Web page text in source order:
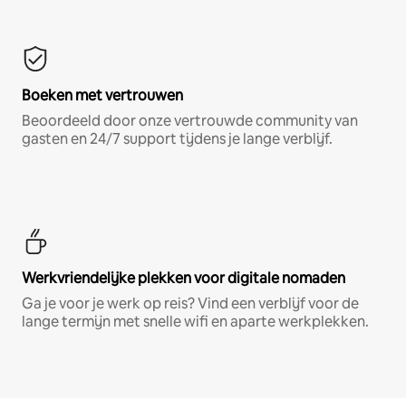
Boeken met vertrouwen
Beoordeeld door onze vertrouwde community van
gasten en 24/7 support tijdens je lange verblijf.
Werkvriendelijke plekken voor digitale nomaden
Ga je voor je werk op reis? Vind een verblijf voor de
lange termijn met snelle wifi en aparte werkplekken.